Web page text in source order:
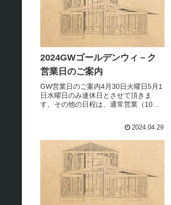
2024GWゴールデンウィ－ク
営業日のご案内
GW営業日のご案内4月30日火曜日5月1
日水曜日のみ連休日とさせて頂きま
す。その他の日程は、通常営業（10：
2024.04.29